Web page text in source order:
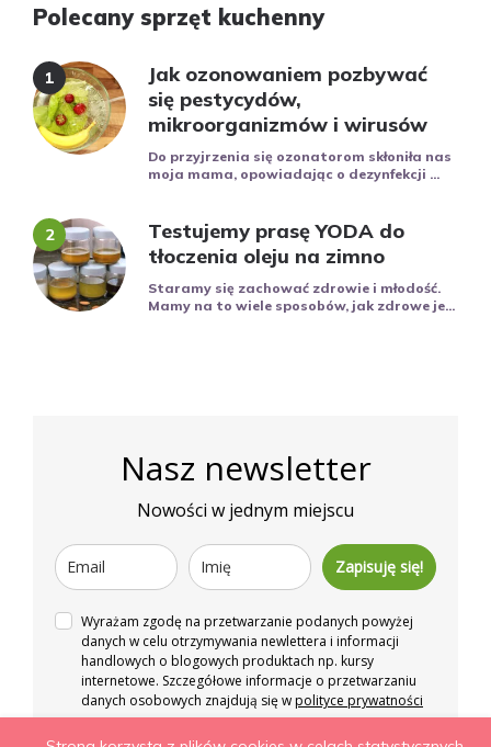
Polecany sprzęt kuchenny
Jak ozonowaniem pozbywać
się pestycydów,
mikroorganizmów i wirusów
Do przyjrzenia się ozonatorom skłoniła nas
moja mama, opowiadając o dezynfekcji ...
Testujemy prasę YODA do
tłoczenia oleju na zimno
Staramy się zachować zdrowie i młodość.
Mamy na to wiele sposobów, jak zdrowe je...
Nasz newsletter
Nowości w jednym miejscu
Zapisuję się!
Wyrażam zgodę na przetwarzanie podanych powyżej
danych w celu otrzymywania newlettera i informacji
handlowych o blogowych produktach np. kursy
internetowe. Szczegółowe informacje o przetwarzaniu
danych osobowych znajdują się wpolityce prywatności